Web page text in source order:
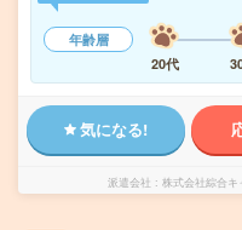
年齢層
20代
気になる!
派遣会社 株式会社綜合